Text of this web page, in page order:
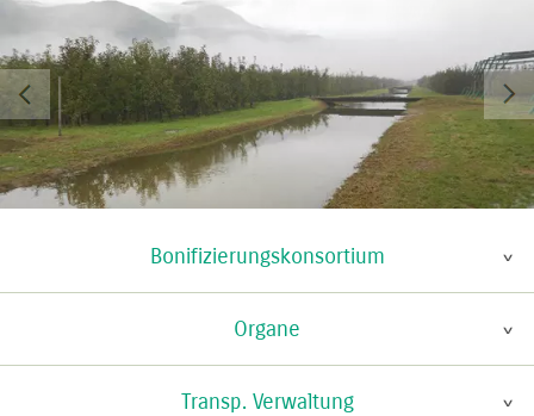
Bonifizierungskonsortium
Organe
Transp. Verwaltung